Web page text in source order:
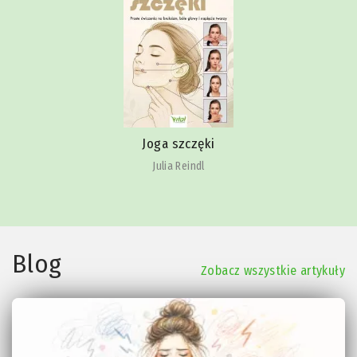
Joga szczęki
Julia Reindl
Blog Zobacz wszystkie artykuły